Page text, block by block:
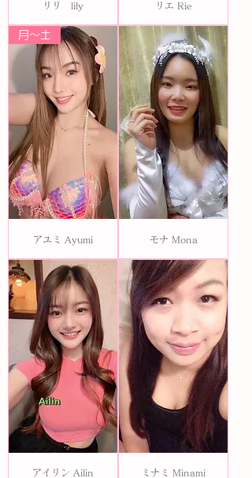
リリ lily リエ Rie
月〜土
アユミ Ayumi モナ Mona
アイリン Ailin ミナミ Minami